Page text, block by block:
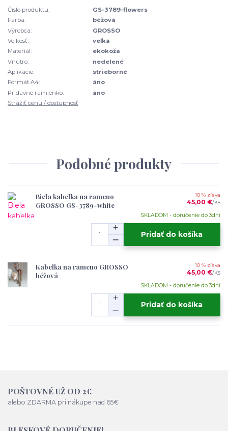
Číslo produktu:
GS-3789-flowers
Farba:
béžová
Výrobca:
GROSSO
Veľkosť:
veľká
Materiál:
ekokoža
Vnútro:
nedelené
Aplikácie:
strieborné
Formát A4:
áno
Prídavné ramienko:
áno
Strážiť cenu / dostupnosť
Podobné produkty
Biela kabelka na rameno
GROSSO GS-3789-white
10 % zľava
45,00 €/ks
SKLADOM - doručenie do 3dní
Pridať do košíka
Kabelka na rameno GROSSO
béžová
10 % zľava
45,00 €/ks
SKLADOM - doručenie do 3dní
Pridať do košíka
POŠTOVNÉ UŽ OD 2€
alebo ZDARMA pri nákupe nad 65€